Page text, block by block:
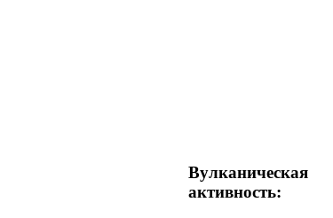
Вулканическая
активность: